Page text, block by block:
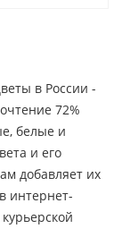
в России -
72%
белые и
и его
добавляет их
интернет-